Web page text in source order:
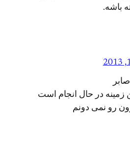
باشه.
زمینه در حال انجام است
رو نمی دونم